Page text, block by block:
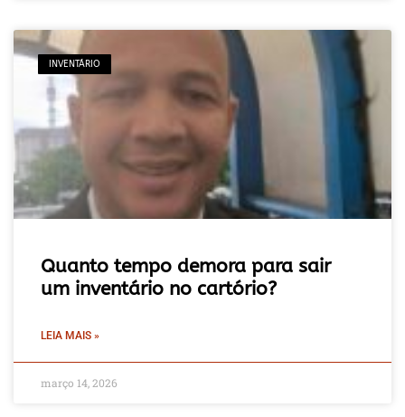
INVENTÁRIO
Quanto tempo demora para sair
um inventário no cartório?
LEIA MAIS »
março 14, 2026